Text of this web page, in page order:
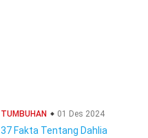
TUMBUHAN 01 Des 2024
37 Fakta Tentang Dahlia